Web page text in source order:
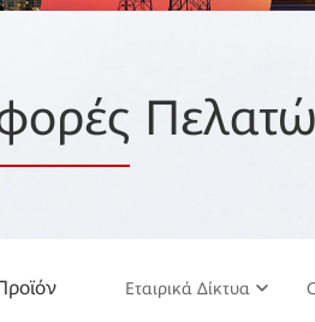
Εταιρικά Δίκτυα